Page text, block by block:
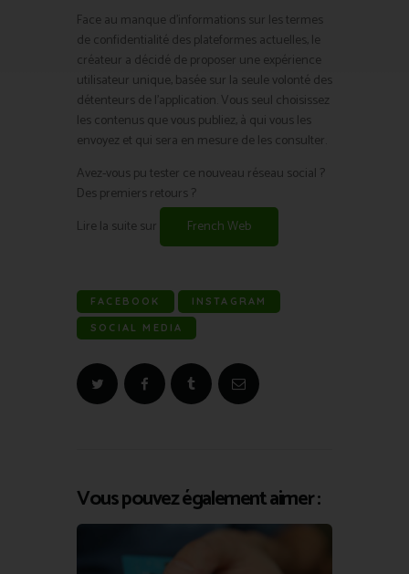
Face au manque d’informations sur les termes
de confidentialité des plateformes actuelles, le
créateur a décidé de proposer une expérience
utilisateur unique, basée sur la seule volonté des
détenteurs de l’application. Vous seul choisissez
les contenus que vous publiez, à qui vous les
envoyez et qui sera en mesure de les consulter.
Avez-vous pu tester ce nouveau réseau social ?
Des premiers retours ?
Lire la suite sur
French Web
FACEBOOK INSTAGRAM
SOCIAL MEDIA
Vous pouvez également aimer :